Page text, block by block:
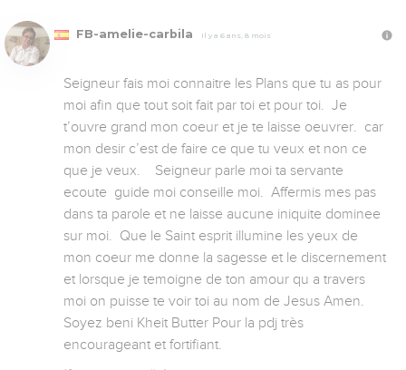
FB-amelie-carbila Il y a 6 ans, 8 mois
Seigneur fais moi connaitre les Plans que tu as pour
moi afin que tout soit fait par toi et pour toi.  Je
t’ouvre grand mon coeur et je te laisse oeuvrer.  car
mon desir c’est de faire ce que tu veux et non ce
que je veux.    Seigneur parle moi ta servante
ecoute  guide moi conseille moi.  Affermis mes pas
dans ta parole et ne laisse aucune iniquite dominee
sur moi.  Que le Saint esprit illumine les yeux de
mon coeur me donne la sagesse et le discernement
et lorsque je temoigne de ton amour qu a travers
moi on puisse te voir toi au nom de Jesus Amen.
Soyez beni Kheit Butter Pour la pdj très
encourageant et fortifiant.